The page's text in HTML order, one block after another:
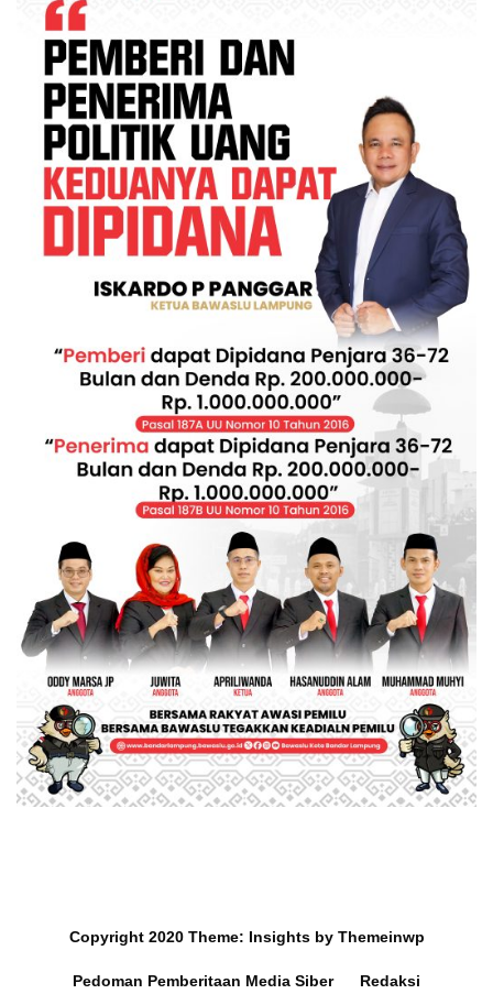
Copyright 2020 Theme: Insightsby Themeinwp
Pedoman Pemberitaan Media Siber Redaksi